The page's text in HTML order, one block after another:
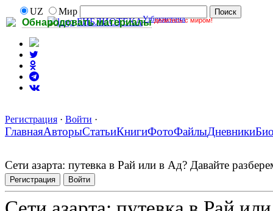
Обнародовать материалы делитесь с миром!
UZ
Мир
БИБЛИОТЕКАУзбекистана
Регистрация · Войти ·
ГлавнаяАвторыСтатьиКнигиФотоФайлыДневники
Сети азарта: путевка в Рай или в Ад? Давайте
Регистрация Войти